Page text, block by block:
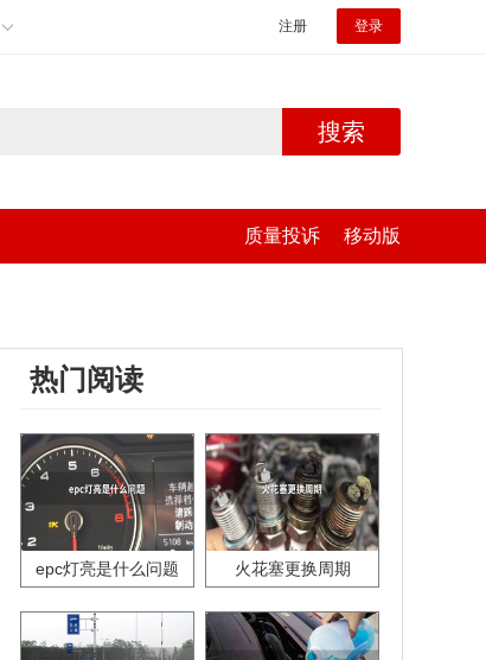
注册 登录
搜索
质量投诉 移动版
热门阅读
epc灯亮是什么问题 火花塞更换周期